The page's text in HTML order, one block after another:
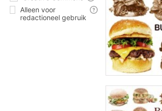
Alleen voor
redactioneel gebruik